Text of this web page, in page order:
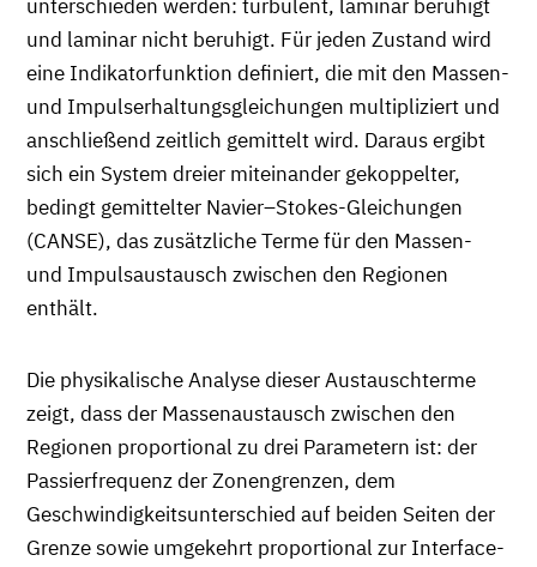
unterschieden werden: turbulent, laminar beruhigt
und laminar nicht beruhigt. Für jeden Zustand wird
eine Indikatorfunktion definiert, die mit den Massen-
und Impulserhaltungsgleichungen multipliziert und
anschließend zeitlich gemittelt wird. Daraus ergibt
sich ein System dreier miteinander gekoppelter,
bedingt gemittelter Navier–Stokes-Gleichungen
(CANSE), das zusätzliche Terme für den Massen-
und Impulsaustausch zwischen den Regionen
enthält.
Die physikalische Analyse dieser Austauschterme
zeigt, dass der Massenaustausch zwischen den
Regionen proportional zu drei Parametern ist: der
Passierfrequenz der Zonengrenzen, dem
Geschwindigkeitsunterschied auf beiden Seiten der
Grenze sowie umgekehrt proportional zur Interface-